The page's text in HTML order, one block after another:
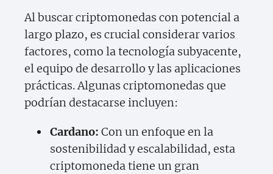
Al buscar criptomonedas con potencial a
largo plazo, es crucial considerar varios
factores, como la tecnología subyacente,
el equipo de desarrollo y las aplicaciones
prácticas. Algunas criptomonedas que
podrían destacarse incluyen:
Cardano: Con un enfoque en la
sostenibilidad y escalabilidad, esta
criptomoneda tiene un gran